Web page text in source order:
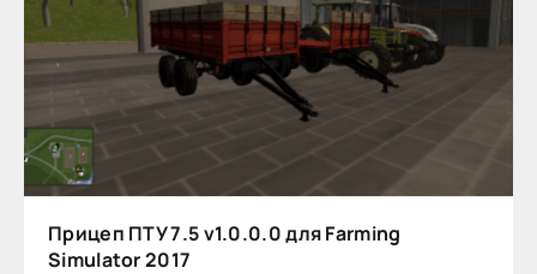
Прицеп ПТУ 7.5 v1.0.0.0 для Farming
Simulator 2017